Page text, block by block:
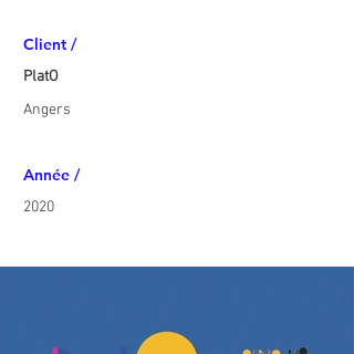
Client /
PlatO
Angers
Année /
2020